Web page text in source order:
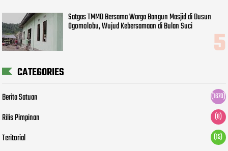
Satgas TMMD Bersama Warga Bangun Masjid di Dusun
Ogomolobu, Wujud Kebersamaan di Bulan Suci
CATEGORIES
Berita Satuan (1670)
Rilis Pimpinan (8)
Teritorial (15)